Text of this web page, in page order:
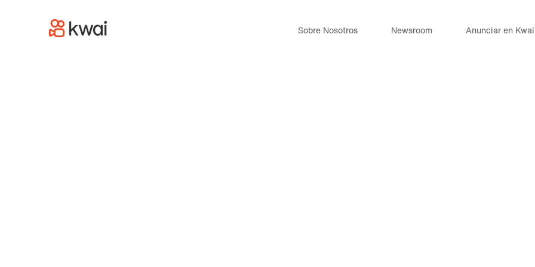
Sobre Nosotros Newsroom Anunciar en Kwai